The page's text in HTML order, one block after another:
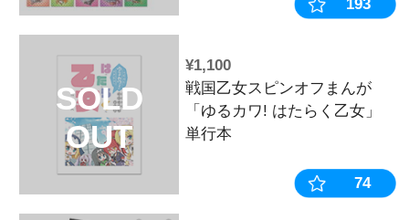
SOLD
OUT
¥330
ー【ランダム